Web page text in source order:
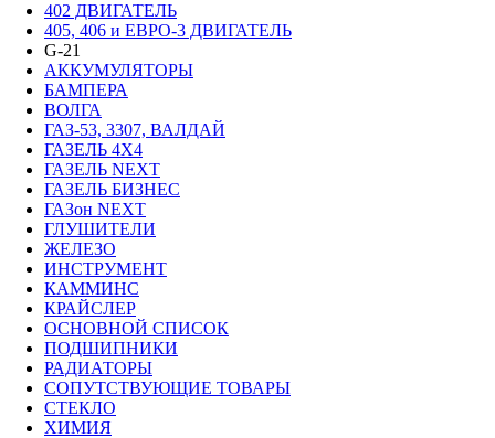
402 ДВИГАТЕЛЬ
405, 406 и ЕВРО-3 ДВИГАТЕЛЬ
G-21
АККУМУЛЯТОРЫ
БАМПЕРА
ВОЛГА
ГАЗ-53, 3307, ВАЛДАЙ
ГАЗЕЛЬ 4Х4
ГАЗЕЛЬ NEXT
ГАЗЕЛЬ БИЗНЕС
ГАЗон NEXT
ГЛУШИТЕЛИ
ЖЕЛЕЗО
ИНСТРУМЕНТ
КАММИНС
КРАЙСЛЕР
ОСНОВНОЙ СПИСОК
ПОДШИПНИКИ
РАДИАТОРЫ
СОПУТСТВУЮЩИЕ ТОВАРЫ
СТЕКЛО
ХИМИЯ